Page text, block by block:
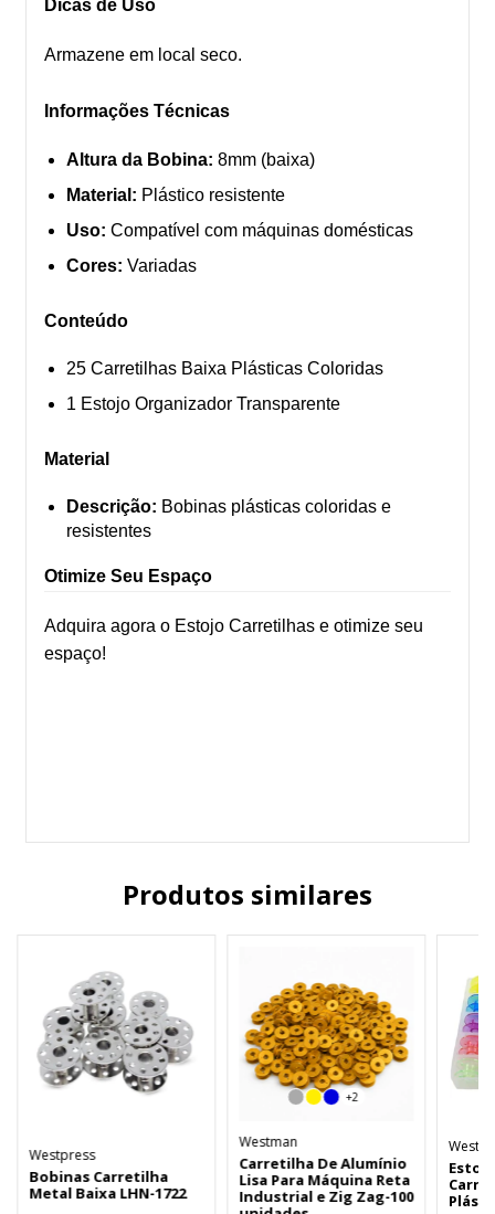
Dicas de Uso
Armazene em local seco.
Informações Técnicas
Altura da Bobina: 8mm (baixa)
Material: Plástico resistente
Uso: Compatível com máquinas domésticas
Cores: Variadas
Conteúdo
25 Carretilhas Baixa Plásticas Coloridas
1 Estojo Organizador Transparente
Material
Descrição: Bobinas plásticas coloridas e
resistentes
Otimize Seu Espaço
Adquira agora o Estojo Carretilhas e otimize seu
espaço!
Produtos similares
Westpress
Bobinas Carretilha
Metal Baixa LHN-1722
+2
Westman
Carretilha De Alumínio
Lisa Para Máquina Reta
Industrial e Zig Zag-100